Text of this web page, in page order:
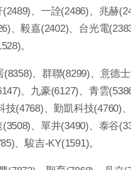
、一詮(2486)、兆赫
、毅嘉(2402)、台光電
。
、群聯(8299)、意德
、九豪(6127)、青雲
(4768)、勤凱科技(4760)
、單井(3490)、泰谷
、駿吉-KY(1591)。